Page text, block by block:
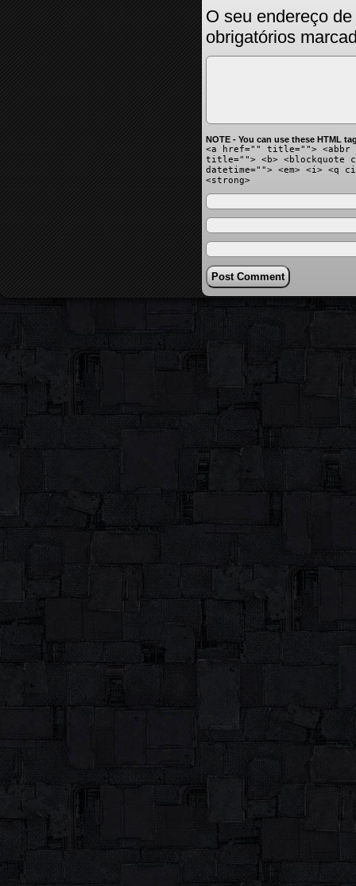
O seu endereço
obrigatórios
NOTE - You can use these HTML
<a href="" title=""> <abbr
title=""> <b> <blockquote
datetime=""> <em> <i> <q
<strong>